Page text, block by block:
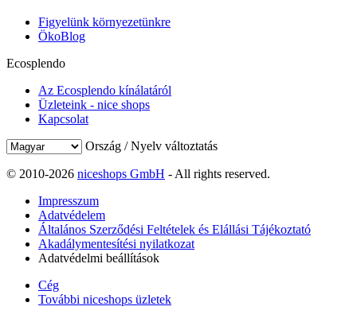
Figyelünk környezetünkre
ÖkoBlog
Ecosplendo
Az Ecosplendo kínálatáról
Üzleteink - nice shops
Kapcsolat
Ország / Nyelv változtatás
© 2010-2026 niceshops GmbH - All rights reserved.
Impresszum
Adatvédelem
Általános Szerződési Feltételek és Elállási Tájékoztató
Akadálymentesítési nyilatkozat
Adatvédelmi beállítások
Cég
További niceshops üzletek